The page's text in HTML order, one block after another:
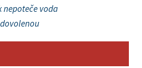
nepoteče voda